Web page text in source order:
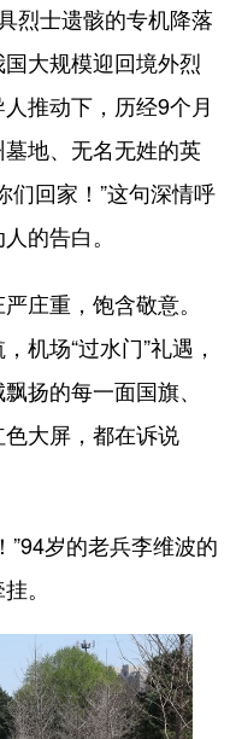
士遗骸的专机降落
大规模迎回境外烈
推动下，历经9个月
地、无名无姓的英
们回家！”这句深情呼
的告白。
重，饱含敬意。
机场“过水门”礼遇，
扬的每一面国旗、
大屏，都在诉说
岁的老兵李维波的
。